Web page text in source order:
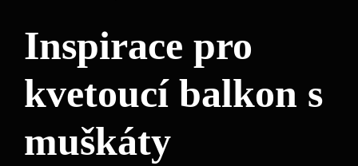
Inspirace pro
kvetoucí balkon s
muškáty